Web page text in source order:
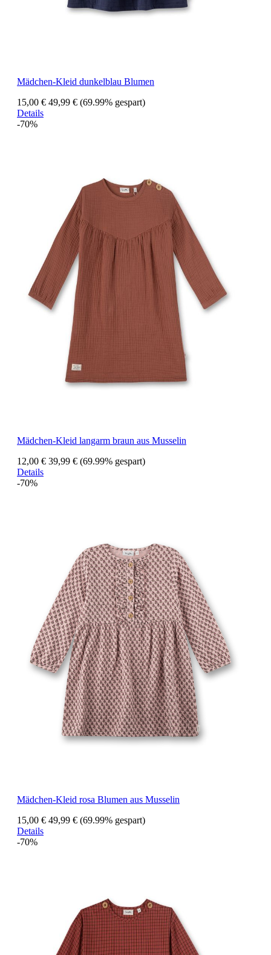
Mädchen-Kleid dunkelblau Blumen
15,00 € 49,99 € (69.99% gespart)
Details
-70%
Mädchen-Kleid langarm braun aus Musselin
12,00 € 39,99 € (69.99% gespart)
Details
-70%
Mädchen-Kleid rosa Blumen aus Musselin
15,00 € 49,99 € (69.99% gespart)
Details
-70%